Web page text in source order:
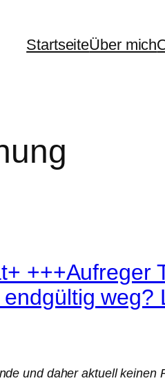
StartseiteÜber mich
+++Aufreger
und daher aktuell keinen